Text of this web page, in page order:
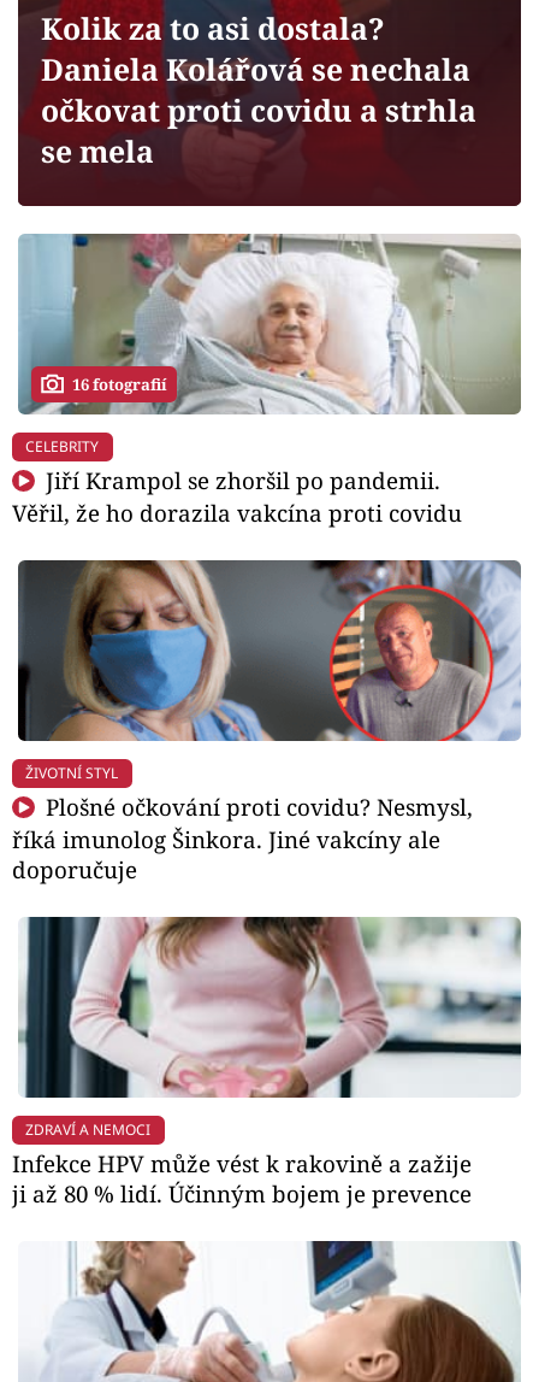
Sledujte prima+
Filmový festival Karlovy Vary
Mámy sobě
Přihlášení
Sledujte nás
Kolik za to asi dostala?
Daniela Kolářová se nechala
očkovat proti covidu a strhla
se mela
16 fotografií
CELEBRITY
Jiří Krampol se zhoršil po pandemii.
Věřil, že ho dorazila vakcína proti covidu
ŽIVOTNÍ STYL
Plošné očkování proti covidu? Nesmysl,
říká imunolog Šinkora. Jiné vakcíny ale
doporučuje
ZDRAVÍ A NEMOCI
Infekce HPV může vést k rakovině a zažije
ji až 80 % lidí. Účinným bojem je prevence